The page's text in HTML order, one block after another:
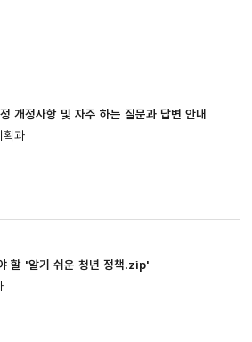
개정사항 및 자주 하는 질문과 답변 안내
획과
할 '알기 쉬운 청년 정책.zip'